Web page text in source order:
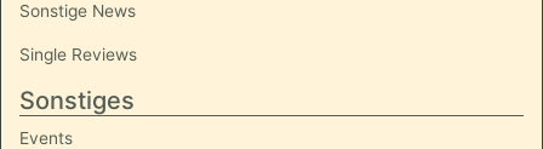
Sonstige News
Single Reviews
Sonstiges
Events